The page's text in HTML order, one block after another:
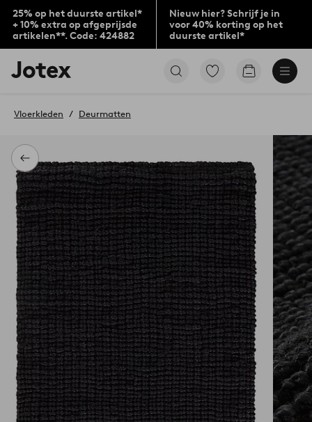
25% op het duurste artikel*
+ 10% extra op afgeprijsde
artikelen**. Code: 424882
Nieuw hier? Schrijf je in
voor 40% korting op het
duurste artikel*
Jotex
logo
to
home
page
Ga
Go
Terug
Vloerkleden Deurmatten